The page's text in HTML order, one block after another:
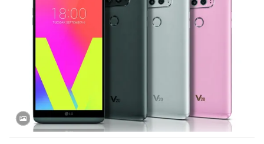
VTV Money VTV Thể thao
VTV Sức khoẻ
Thị trường 24h Tấm lòng Việt
VTV4 Vươn mình bằng AI